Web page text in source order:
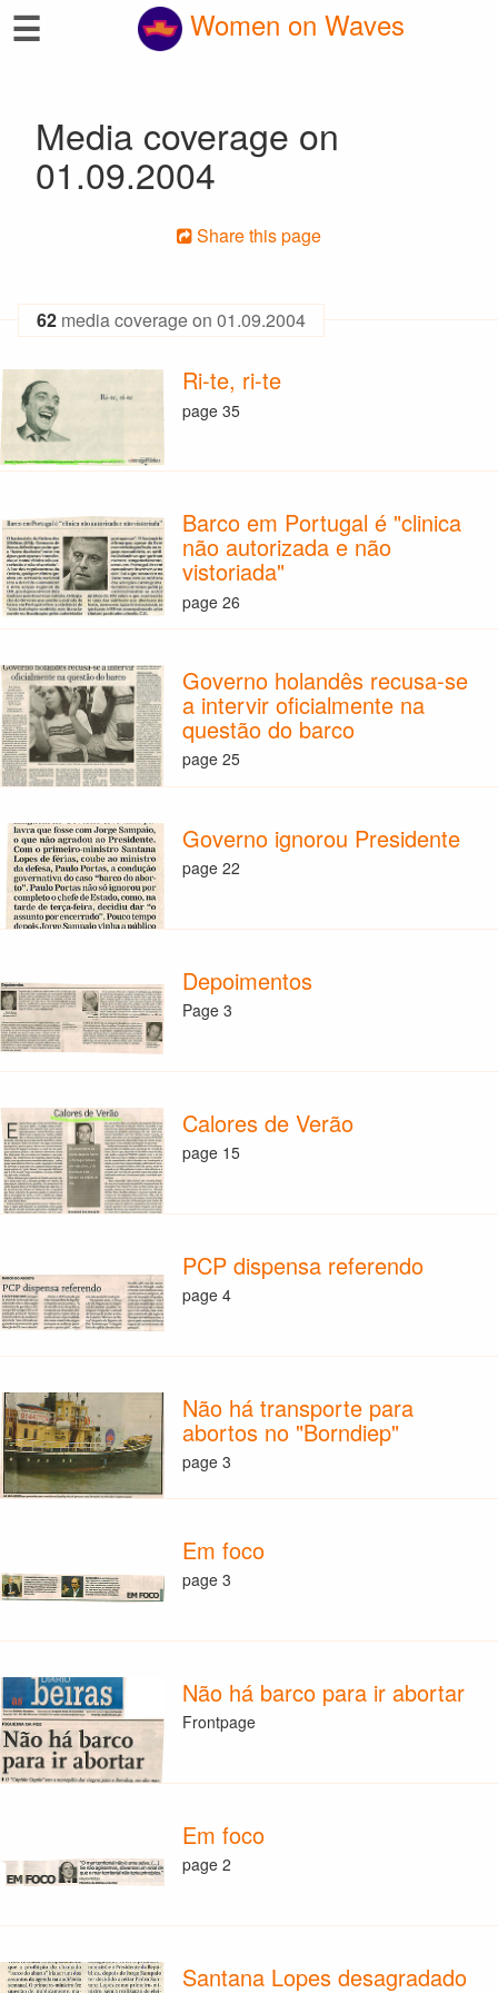
☰ Women on Waves
Media coverage on
01.09.2004
Share this page
62 media coverage on 01.09.2004
Ri-te, ri-te
page 35
Barco em Portugal é "clinica
não autorizada e não
vistoriada"
page 26
Governo holandês recusa-se
a intervir oficialmente na
questão do barco
page 25
Governo ignorou Presidente
page 22
Depoimentos
Page 3
Calores de Verão
page 15
PCP dispensa referendo
page 4
Não há transporte para
abortos no "Borndiep"
page 3
Em foco
page 3
Não há barco para ir abortar
Frontpage
Em foco
page 2
Santana Lopes desagradado